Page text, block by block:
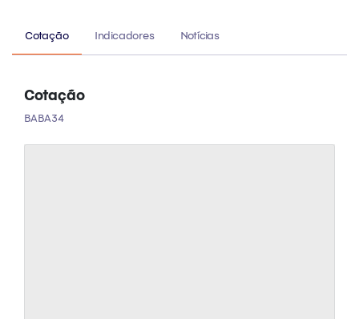
Cotação Indicadores Notícias
Cotação
BABA34